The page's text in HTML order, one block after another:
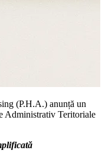
(P.H.A.) anunță un
Administrativ Teritoriale